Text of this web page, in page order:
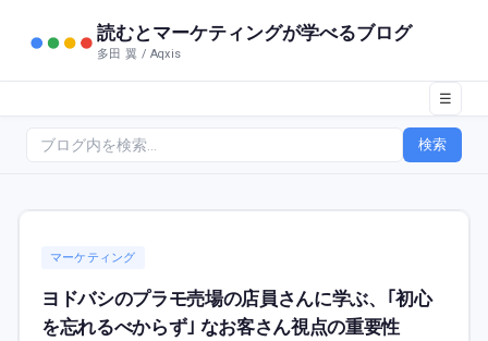
読むとマーケティングが学べるブログ
多田 翼 / Aqxis
☰
検索
マーケティング
ヨドバシのプラモ売場の店員さんに学ぶ、｢初心
を忘れるべからず｣ なお客さん視点の重要性